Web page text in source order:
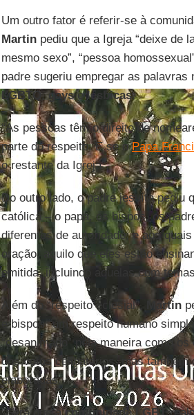
Um outro fator é referir-se à
Martinpediu que a Igreja “deixe de
mesmo sexo”, “pessoa
padre sugeriu empregar as
LGBTQ,gayselésbicas.
“As pessoas têm o direito de
parte do respeito. E se oPapa
o restante da Igreja”.
Do outro lado, o padre jesuíta pediu
católica – o papa, os bispos, os
diferentes de autoridade, e aos
oração, aquilo que eles estão
emitida, incluindo aquelas com
Além do “respeito eclesial”, Martin
e bispos “um respeito humano
“desanimado” pela maneira como
dos votos celibatários, mas
elaboradas.